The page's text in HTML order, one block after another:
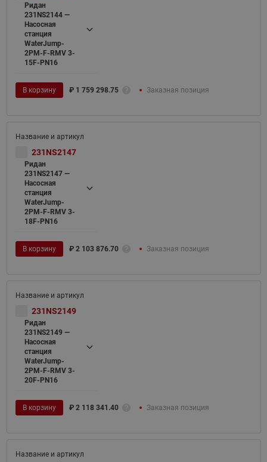
Ридан
231NS2144 —
Насосная
станция
WaterJump-
2PM-F-RMV 3-
15F-PN16
В корзину ₽ 1 759 298.75 Заказная позиция
231NS2147
Ридан
231NS2147 —
Насосная
станция
WaterJump-
2PM-F-RMV 3-
18F-PN16
В корзину ₽ 2 103 876.70 Заказная позиция
231NS2149
Ридан
231NS2149 —
Насосная
станция
WaterJump-
2PM-F-RMV 3-
20F-PN16
В корзину ₽ 2 118 341.40 Заказная позиция